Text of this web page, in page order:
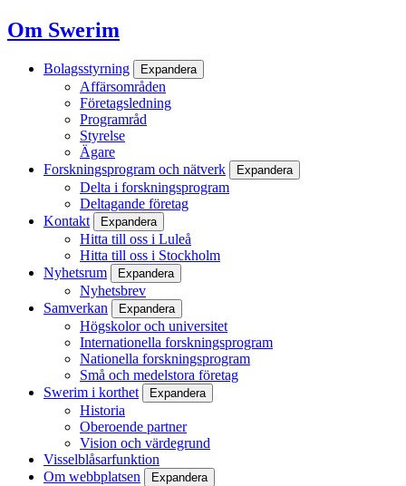
Om Swerim
Bolagsstyrning Expandera
Affärsområden
Företagsledning
Programråd
Styrelse
Ägare
Forskningsprogram och nätverk
Expandera
Delta i forskningsprogram
Deltagande företag
Kontakt
Expandera
Hitta till oss i Luleå
Hitta till oss i Stockholm
Nyhetsrum
Expandera
Nyhetsbrev
Samverkan
Expandera
Högskolor och universitet
Internationella forskningsprogram
Nationella forskningsprogram
Små och medelstora företag
Swerim i korthet
Expandera
Historia
Oberoende partner
Vision och värdegrund
Visselblåsarfunktion
Om webbplatsen
Expandera